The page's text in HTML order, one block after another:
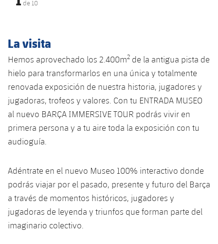
Instalaciones
Spotify Camp Nou
Palau Blaugrana
Estadi Johan Cruyff
Ciutat Esportiva
La Masia
plusicon
más
Servicios
Servicios Médicos
plusicon
más
Acreditaciones
SUB12
SUB11 B
SUB10 A
SUB10 B
SUB9 B
SUB8 A
SUB12 C
SUB11 C
Gameday Shows
Resultados
Clasificación
Fotos
Historia
Palmarés
Base
Cadete A
Cadete B
Infantil A
Mini
Campus Verano
PLUSICON
MÁS
Primer Equipo
plusicon
más
Actualidad
Calendario
Entradas
Clasificaciones
Jugadores
Fotos
Barça Atlètic
plusicon
más
Calendario
Clasificaciones
Jugadores
Fotos
Base
plusicon
más
Actualidad
Cadete A
Cadete B
PLUSICON
MÁS
plusicon
más
Actualidad
Calendario
Barça Atlètic
plusicon
más
Actualidad
Base
plusicon
más
de 10
La visita
Hemos aprovechado los 2.400m2 de la antigua pista de
hielo para transformarlos en una única y totalmente
renovada exposición de nuestra historia, jugadores y
jugadoras, trofeos y valores. Con tu ENTRADA MUSEO
al nuevo BARÇA IMMERSIVE TOUR podrás vivir en
primera persona y a tu aire toda la exposición con tu
audioguía.
Adéntrate en el nuevo Museo 100% interactivo donde
podrás viajar por el pasado, presente y futuro del Barça
a través de momentos históricos, jugadores y
jugadoras de leyenda y triunfos que forman parte del
imaginario colectivo.